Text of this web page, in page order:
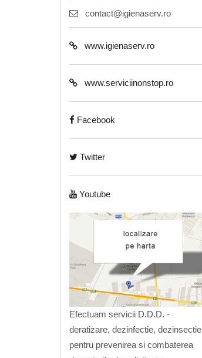
contact@igienaserv.ro
www.igienaserv.ro
www.serviciinonstop.ro
Facebook
Twitter
Youtube
Efectuam servicii D.D.D. -
deratizare, dezinfectie, dezinsectie
pentru prevenirea si combaterea